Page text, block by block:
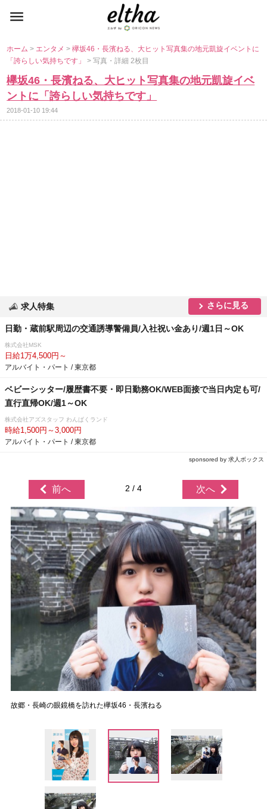
ホーム> エンタメ>欅坂46・長濱ねる、大ヒット写真集の地元凱旋イベントに
「誇らしい気持ちです」> 写真・詳細 2枚目
欅坂46・長濱ねる、大ヒット写真集の地元凱旋イベ
ントに「誇らしい気持ちです」
2018-01-10 19:44
求人特集 さらに見る
日勤・蔵前駅周辺の交通誘導警備員/入社祝い金あり/週1日～OK
株式会社MSK
日給1万4,500円～
アルバイト・パート / 東京都
ベビーシッター/履歴書不要・即日勤務OK/WEB面接で当日内定も可/
直行直帰OK/週1～OK
株式会社アズスタッフ わんぱくランド
時給1,500円～3,000円
アルバイト・パート / 東京都
sponsored by 求人ボックス
前へ 2 / 4 次へ
故郷・長崎の眼鏡橋を訪れた欅坂46・長濱ねる